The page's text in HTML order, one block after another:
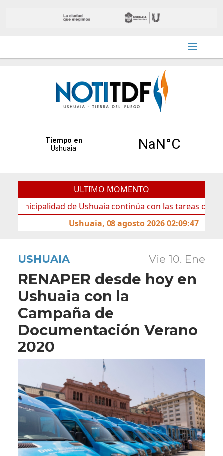
ULTIMO MOMENTO
de Ushuaia continúa con las tareas de
Ushuaia, 08 agosto 2026 02:09:47
USHUAIA Vie 10. Ene
RENAPER desde hoy en
Ushuaia con la
Campaña de
Documentación Verano
2020